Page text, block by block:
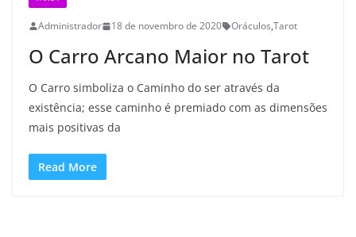
Administrador 18 de novembro de 2020 Oráculos,Tarot
O Carro Arcano Maior no Tarot
O Carro simboliza o Caminho do ser através da
existência; esse caminho é premiado com as dimensões
mais positivas da
Read More